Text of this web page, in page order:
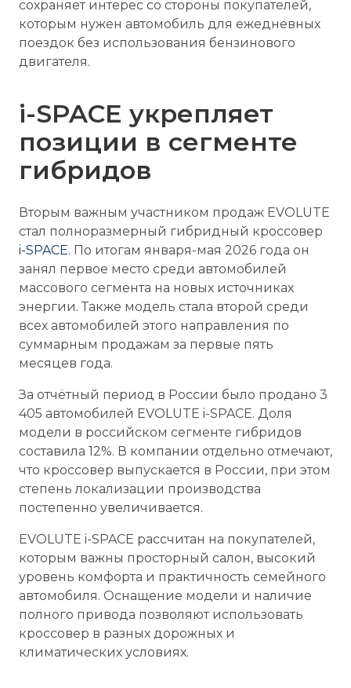
сохраняет интерес со стороны покупателей,
которым нужен автомобиль для ежедневных
поездок без использования бензинового
двигателя.
i-SPACE укрепляет
позиции в сегменте
гибридов
Вторым важным участником продаж EVOLUTE
стал полноразмерный гибридный кроссовер
i-SPACE. По итогам января-мая 2026 года он
занял первое место среди автомобилей
массового сегмента на новых источниках
энергии. Также модель стала второй среди
всех автомобилей этого направления по
суммарным продажам за первые пять
месяцев года.
За отчётный период в России было продано 3
405 автомобилей EVOLUTE i-SPACE. Доля
модели в российском сегменте гибридов
составила 12%. В компании отдельно отмечают,
что кроссовер выпускается в России, при этом
степень локализации производства
постепенно увеличивается.
EVOLUTE i-SPACE рассчитан на покупателей,
которым важны просторный салон, высокий
уровень комфорта и практичность семейного
автомобиля. Оснащение модели и наличие
полного привода позволяют использовать
кроссовер в разных дорожных и
климатических условиях.